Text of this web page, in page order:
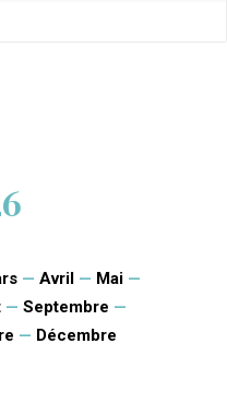
— Avril — Mai —
— Septembre —
— Décembre